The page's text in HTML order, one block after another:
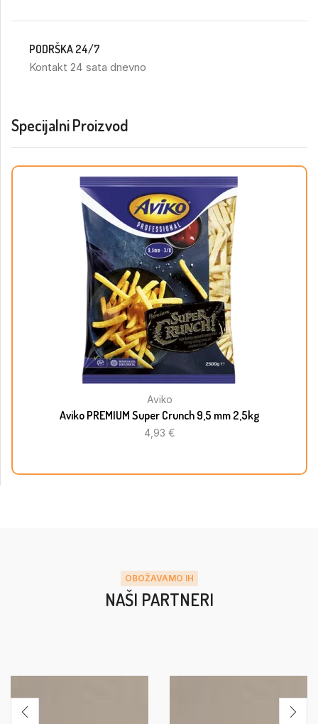
PODRŠKA 24/7
Kontakt 24 sata dnevno
Specijalni Proizvod
Aviko
Aviko PREMIUM Super Crunch 9,5 mm 2,5kg
4,93 €
OBOŽAVAMO IH
NAŠI PARTNERI